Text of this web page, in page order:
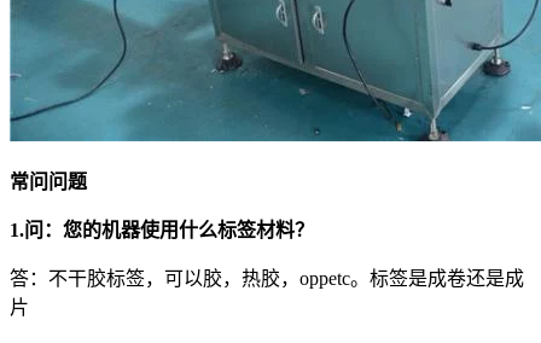
常问问题
1.问：您的机器使用什么标签材料？
答：不干胶标签，可以胶，热胶，oppetc。标签是成卷还是成
片